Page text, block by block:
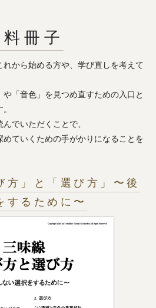
冊子
から始める方や、学び直しを考えて
「音色」を見つめ直すための入口と
でいただくことで、
めていくための手がかりになることを
方」と「選び方」〜後
するために〜